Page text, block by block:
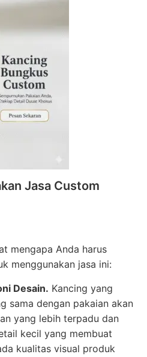
Jasa Custom
mengapa Anda harus
menggunakan jasa ini:
Desain. Kancing yang
sama dengan pakaian akan
yang lebih terpadu dan
kecil yang membuat
kualitas visual produk